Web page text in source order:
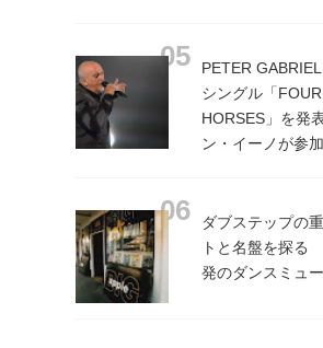
PETER
シングル「
HORSES」を発
ン・イーノが参加
ダブステップの
トと名盤を探る
発のダンスミュ